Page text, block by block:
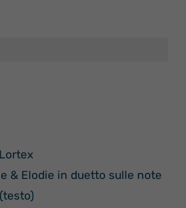
& Elodie in duetto sulle note